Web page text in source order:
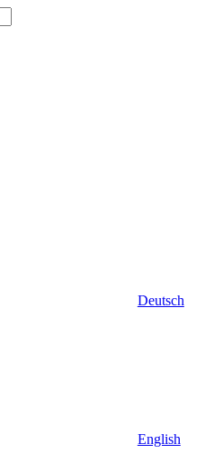
Deutsch
English